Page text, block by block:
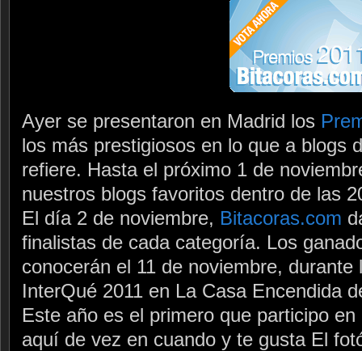
Ayer se presentaron en Madrid los
los más prestigiosos en lo que a blogs
refiere. Hasta el próximo 1 de
nuestros blogs favoritos dentro de las
El día 2 de noviembre, Bitacoras.com
finalistas de cada categoría. Los
conocerán el 11 de noviembre, durante
InterQué 2011 en La Casa Encendida
Este año es el primero que participo
aquí de vez en cuando y te gusta El